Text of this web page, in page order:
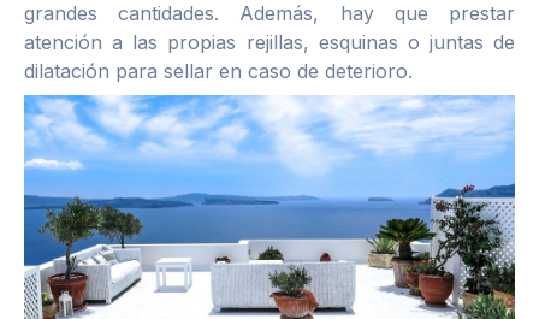
grandes cantidades. Además, hay que prestar
atención a las propias rejillas, esquinas o juntas de
dilatación para sellar en caso de deterioro.